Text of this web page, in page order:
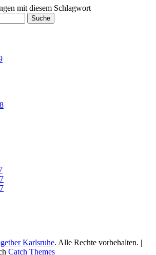
mit diesem Schlagwort
Karlsruhe. Alle Rechte vorbehalten. |
Catch Themes